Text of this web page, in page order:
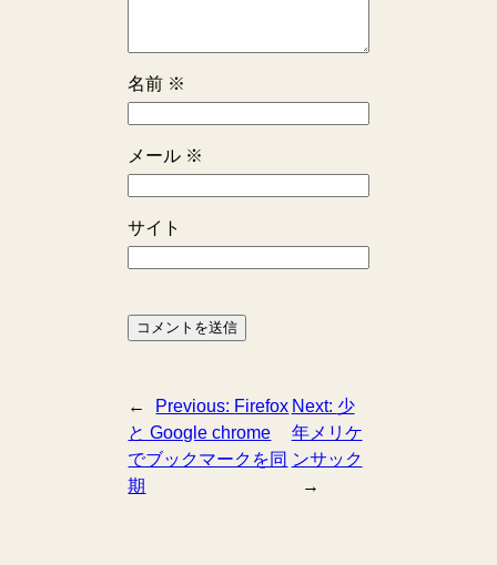
名前 ※
メール ※
サイト
← Previous: Firefox
と Google chrome
でブックマークを同
期
Next: 少
年メリケ
ンサック
→